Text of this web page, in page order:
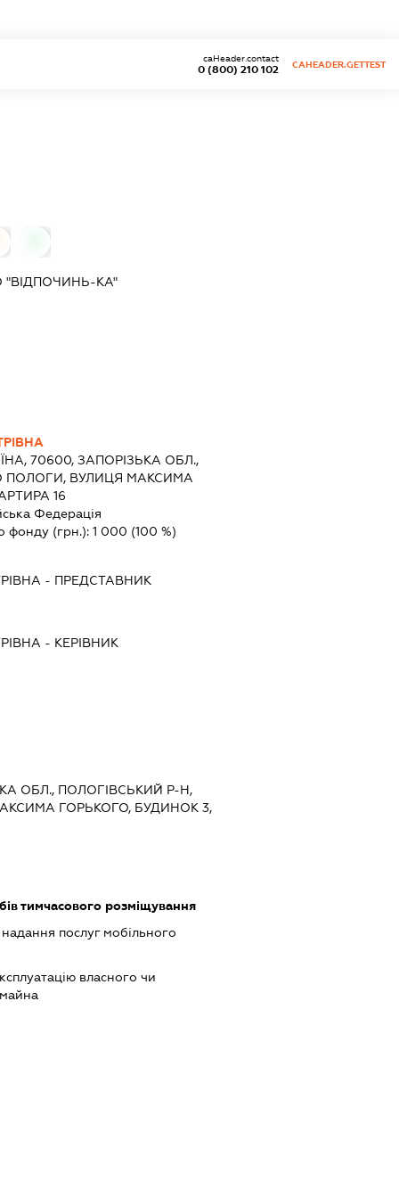
0 (800) 210 102
caHeader.contact
CAHEADER.GETTEST
"ВІДПОЧИНЬ-КА"
70600, ЗАПОРІЗЬКА ОБЛ.,
ПОЛОГИ, ВУЛИЦЯ МАКСИМА
16
Федерація
фонду (грн.): 1 000 (100 %)
- ПРЕДСТАВНИК
- КЕРІВНИК
ОБЛ., ПОЛОГІВСЬКИЙ Р-Н,
ГОРЬКОГО, БУДИНОК 3,
тимчасового розміщування
надання послуг мобільного
власного чи